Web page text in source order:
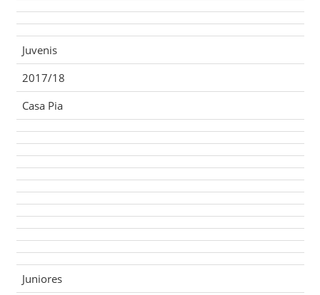
Juvenis
2017/18
Casa Pia
Juniores